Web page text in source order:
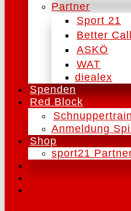
Partner
Sport 21
Better
ASKÖ
WAT
diealex
Spenden
Red Block
Anmeldung
Shop
sport21